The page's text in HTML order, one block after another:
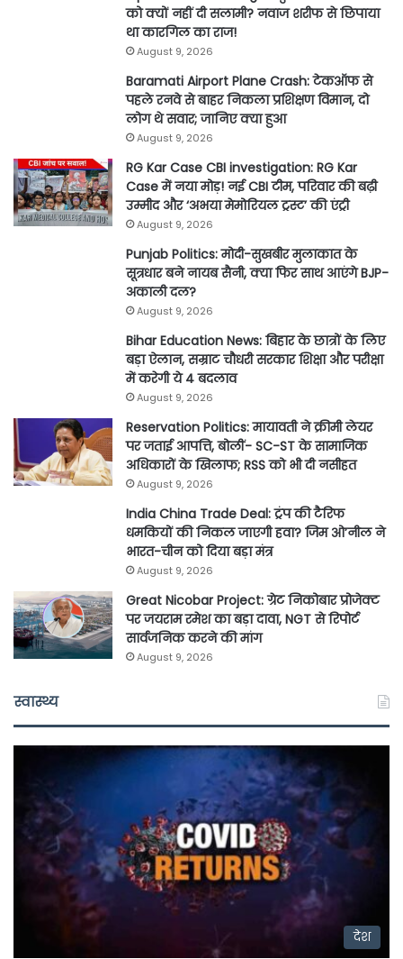
को क्यों नहीं दी सलामी? नवाज शरीफ से छिपाया
था कारगिल का राज!
August 9, 2026
Baramati Airport Plane Crash: टेकऑफ से
पहले रनवे से बाहर निकला प्रशिक्षण विमान, दो
लोग थे सवार; जानिए क्या हुआ
August 9, 2026
RG Kar Case CBI investigation: RG Kar
Case में नया मोड़! नई CBI टीम, परिवार की बढ़ी
उम्मीद और ‘अभया मेमोरियल ट्रस्ट’ की एंट्री
August 9, 2026
Punjab Politics: मोदी-सुखबीर मुलाकात के
सूत्रधार बने नायब सैनी, क्या फिर साथ आएंगे BJP-
अकाली दल?
August 9, 2026
Bihar Education News: बिहार के छात्रों के लिए
बड़ा ऐलान, सम्राट चौधरी सरकार शिक्षा और परीक्षा
में करेगी ये 4 बदलाव
August 9, 2026
Reservation Politics: मायावती ने क्रीमी लेयर
पर जताई आपत्ति, बोलीं- SC-ST के सामाजिक
अधिकारों के खिलाफ; RSS को भी दी नसीहत
August 9, 2026
India China Trade Deal: ट्रंप की टैरिफ
धमकियों की निकल जाएगी हवा? जिम ओ’नील ने
भारत-चीन को दिया बड़ा मंत्र
August 9, 2026
Great Nicobar Project: ग्रेट निकोबार प्रोजेक्ट
पर जयराम रमेश का बड़ा दावा, NGT से रिपोर्ट
सार्वजनिक करने की मांग
August 9, 2026
स्वास्थ्य
देश